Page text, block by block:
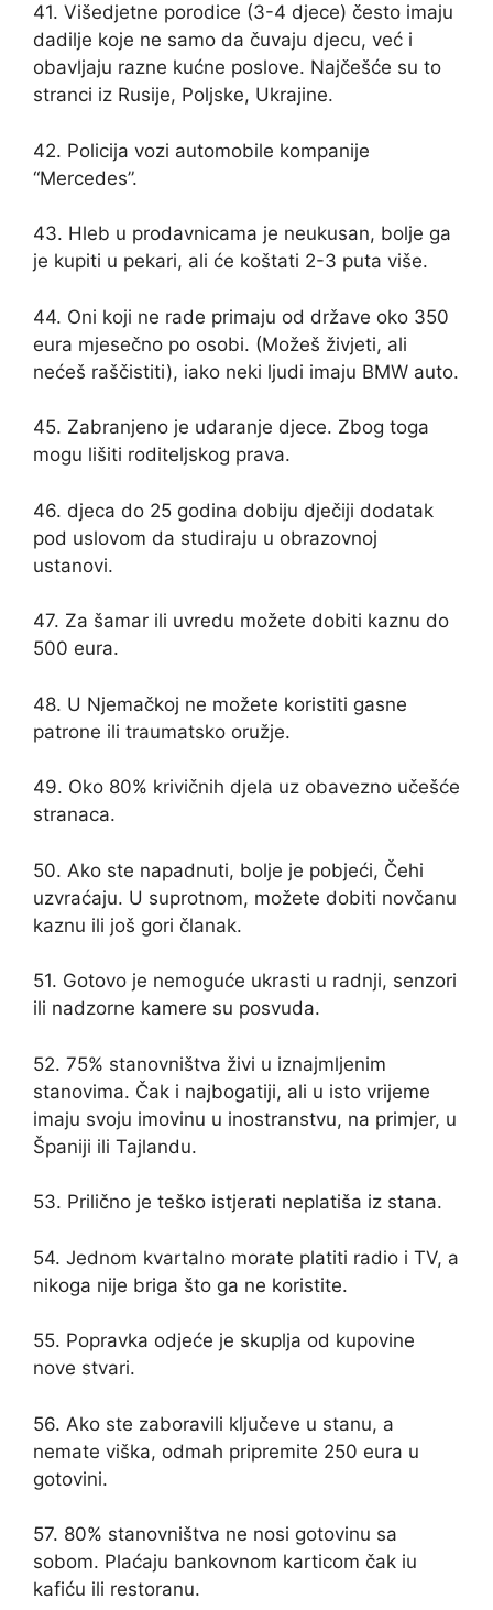
41. Višedjetne porodice (3-4 djece) često imaju
dadilje koje ne samo da čuvaju djecu, već i
obavljaju razne kućne poslove. Najčešće su to
stranci iz Rusije, Poljske, Ukrajine.
42. Policija vozi automobile kompanije
“Mercedes”.
43. Hleb u prodavnicama je neukusan, bolje ga
je kupiti u pekari, ali će koštati 2-3 puta više.
44. Oni koji ne rade primaju od države oko 350
eura mjesečno po osobi. (Možeš živjeti, ali
nećeš raščistiti), iako neki ljudi imaju BMW auto.
45. Zabranjeno je udaranje djece. Zbog toga
mogu lišiti roditeljskog prava.
46. djeca do 25 godina dobiju dječiji dodatak
pod uslovom da studiraju u obrazovnoj
ustanovi.
47. Za šamar ili uvredu možete dobiti kaznu do
500 eura.
48. U Njemačkoj ne možete koristiti gasne
patrone ili traumatsko oružje.
49. Oko 80% krivičnih djela uz obavezno učešće
stranaca.
50. Ako ste napadnuti, bolje je pobjeći, Čehi
uzvraćaju. U suprotnom, možete dobiti novčanu
kaznu ili još gori članak.
51. Gotovo je nemoguće ukrasti u radnji, senzori
ili nadzorne kamere su posvuda.
52. 75% stanovništva živi u iznajmljenim
stanovima. Čak i najbogatiji, ali u isto vrijeme
imaju svoju imovinu u inostranstvu, na primjer, u
Španiji ili Tajlandu.
53. Prilično je teško istjerati neplatiša iz stana.
54. Jednom kvartalno morate platiti radio i TV, a
nikoga nije briga što ga ne koristite.
55. Popravka odjeće je skuplja od kupovine
nove stvari.
56. Ako ste zaboravili ključeve u stanu, a
nemate viška, odmah pripremite 250 eura u
gotovini.
57. 80% stanovništva ne nosi gotovinu sa
sobom. Plaćaju bankovnom karticom čak iu
kafiću ili restoranu.